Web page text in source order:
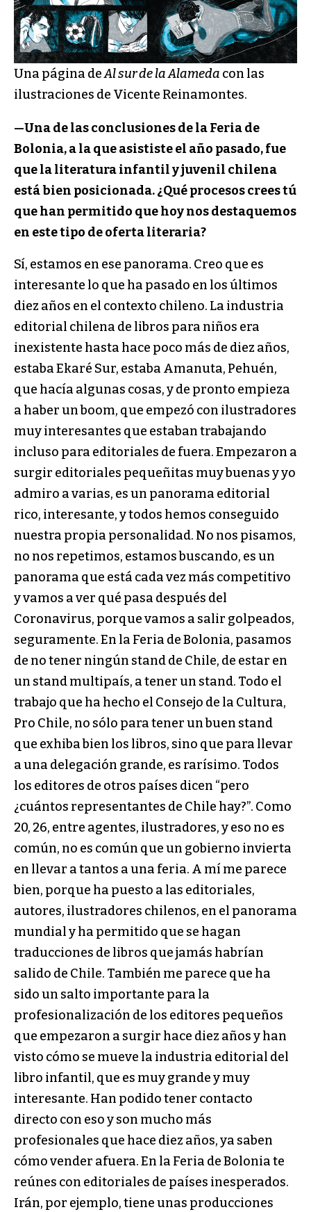
Una página deAl sur de la Alameda con las
ilustraciones de Vicente Reinamontes.
—Una de las conclusiones de la Feria de
Bolonia, a la que asististe el año pasado, fue
que la literatura infantil y juvenil chilena
está bien posicionada. ¿Qué procesos crees tú
que han permitido que hoy nos destaquemos
en este tipo de oferta literaria?
Sí, estamos en ese panorama. Creo que es
interesante lo que ha pasado en los últimos
diez años en el contexto chileno. La industria
editorial chilena de libros para niños era
inexistente hasta hace poco más de diez años,
estaba Ekaré Sur, estaba Amanuta, Pehuén,
que hacía algunas cosas, y de pronto empieza
a haber un boom, que empezó con ilustradores
muy interesantes que estaban trabajando
incluso para editoriales de fuera. Empezaron a
surgir editoriales pequeñitas muy buenas y yo
admiro a varias, es un panorama editorial
rico, interesante, y todos hemos conseguido
nuestra propia personalidad. No nos pisamos,
no nos repetimos, estamos buscando, es un
panorama que está cada vez más competitivo
y vamos a ver qué pasa después del
Coronavirus, porque vamos a salir golpeados,
seguramente. En la Feria de Bolonia, pasamos
de no tener ningún stand de Chile, de estar en
un stand multipaís, a tener un stand. Todo el
trabajo que ha hecho el Consejo de la Cultura,
Pro Chile, no sólo para tener un buen stand
que exhiba bien los libros, sino que para llevar
a una delegación grande, es rarísimo. Todos
los editores de otros países dicen “pero
¿cuántos representantes de Chile hay?”. Como
20, 26, entre agentes, ilustradores, y eso no es
común, no es común que un gobierno invierta
en llevar a tantos a una feria. A mí me parece
bien, porque ha puesto a las editoriales,
autores, ilustradores chilenos, en el panorama
mundial y ha permitido que se hagan
traducciones de libros que jamás habrían
salido de Chile. También me parece que ha
sido un salto importante para la
profesionalización de los editores pequeños
que empezaron a surgir hace diez años y han
visto cómo se mueve la industria editorial del
libro infantil, que es muy grande y muy
interesante. Han podido tener contacto
directo con eso y son mucho más
profesionales que hace diez años, ya saben
cómo vender afuera. En la Feria de Bolonia te
reúnes con editoriales de países inesperados.
Irán, por ejemplo, tiene unas producciones